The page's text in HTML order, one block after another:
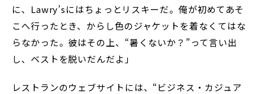
に、Lawry’sにはちょっとリスキーだ。俺が初めてあそ
こへ行ったとき、からし色のジャケットを着なくてはな
らなかった。彼はその上、“暑くないか？”って言い出
し、ベストを脱いだんだよ」
レストランのウェブサイトには、“ビジネス・カジュア